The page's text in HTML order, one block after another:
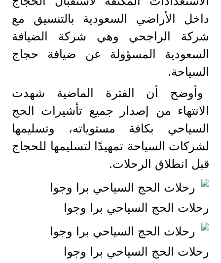
داخل الأراضي السعودية بالتنسيق مع
شركة الراجحي وهي شركة الضيافة
السعودية المسؤولة عن ضيافة حجاج
السياحة.
وأوضح أن الفترة الماضية شهدت
الانتهاء من إصدار جميع تأشيرات الحج
السياحي بكافة مستوياته، وتسليمها
لشركات السياحة تمهيدًا لتسليمها للحجاج
قبل انطلاق الرحلات.
رحلات الحج السياحي برا وجوا
رحلات الحج السياحي برا وجوا